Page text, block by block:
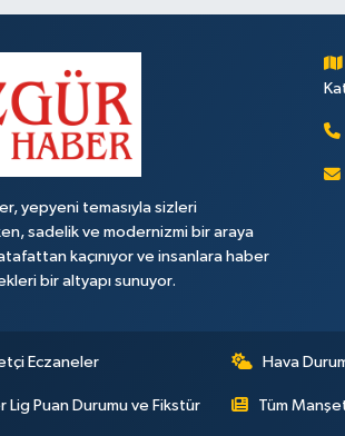
yepyeni temasıyla sizleri
sadelik ve modernizmi bir araya
kaçınıyor ve insanlara haber
bir altyapı sunuyor.
Eczaneler Hava
Lig Puan Durumu ve Fikstür Tüm